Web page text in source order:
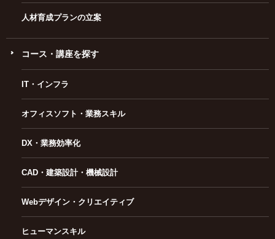
人材育成プランの立案
コース・講座を探す
IT・インフラ
オフィスソフト・業務スキル
DX・業務効率化
CAD・建築設計・機械設計
Webデザイン・クリエイティブ
ヒューマンスキル